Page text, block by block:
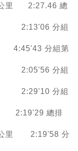
公里 2:27.46 總
2:13'06 分組
分組第
2:05'56 分組
2:29'10 分組
2:19'29 總排
公里 2:19'58 分